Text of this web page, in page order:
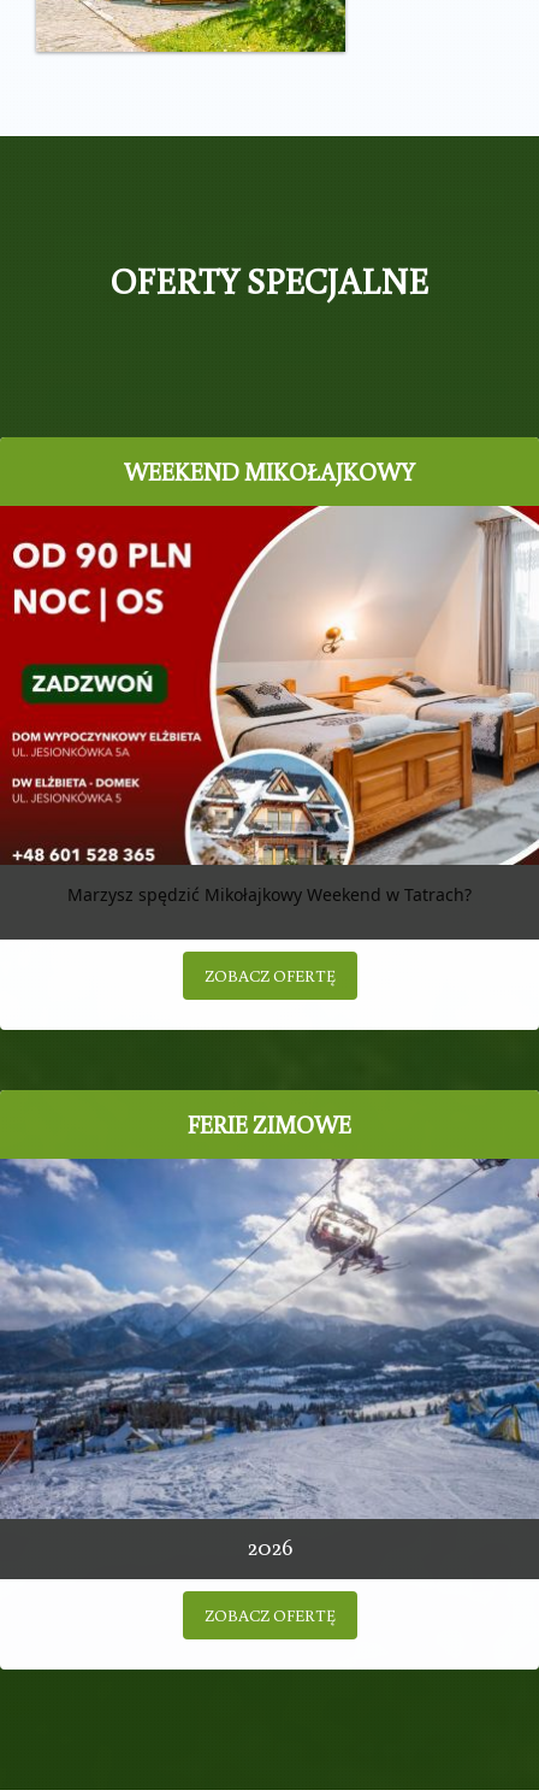
OFERTY SPECJALNE
WEEKEND MIKOŁAJKOWY
Marzysz spędzić Mikołajkowy Weekend w Tatrach?
ZOBACZ OFERTĘ
FERIE ZIMOWE
2026
ZOBACZ OFERTĘ